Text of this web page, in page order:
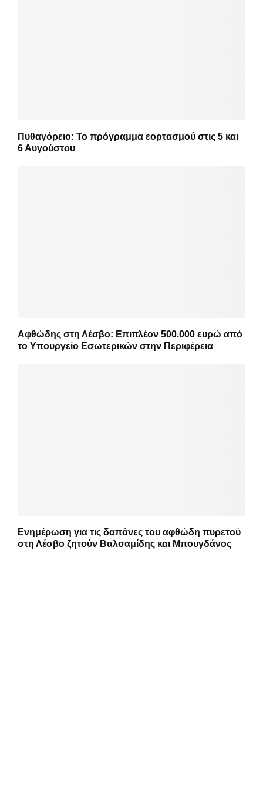
Πυθαγόρειο: Το πρόγραμμα εορτασμού στις 5 και
6 Αυγούστου
Αφθώδης στη Λέσβο: Επιπλέον 500.000 ευρώ από
το Υπουργείο Εσωτερικών στην Περιφέρεια
Ενημέρωση για τις δαπάνες του αφθώδη πυρετού
στη Λέσβο ζητούν Βαλσαμίδης και Μπουγδάνος